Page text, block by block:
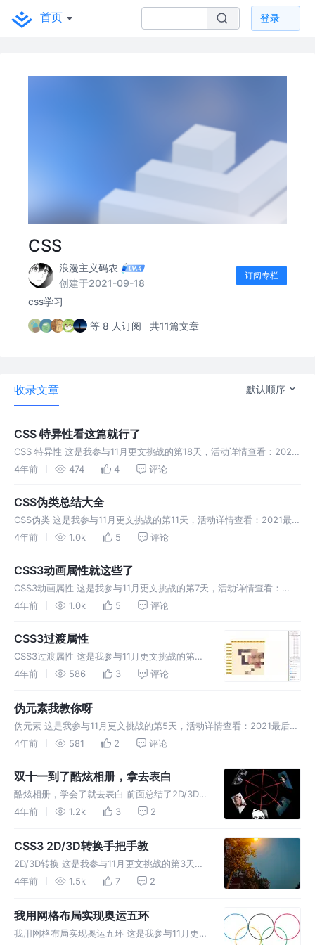
首页 登录
CSS
浪漫主义码农
创建于2021-09-18
订阅专栏
css学习
等 8 人订阅 共11篇文章
收录文章 默认顺序
CSS 特异性看这篇就行了
CSS 特异性 这是我参与11月更文挑战的第18天，活动详情查看：2021
最后一次更文挑战 背景：在我每次画界面的时候，总会出现样式冲突、
4年前 474 4 评论
CSS伪类总结大全
CSS伪类 这是我参与11月更文挑战的第11天，活动详情查看：2021最后
一次更文挑战 今天我们来学习下css的伪类。 伪类是用来添加一些选择
4年前 1.0k 5 评论
CSS3动画属性就这些了
CSS3动画属性 这是我参与11月更文挑战的第7天，活动详情查看：
2021最后一次更文挑战 简单来说：动画就是把一帧一帧的画面连接起
了动
4年前 1.0k 5 评论
CSS3过渡属性
CSS3过渡属性 这是我参与11月更文挑战的第6
天，活动详情查看：2021最后一次更文挑战 🙉
识点。本文我们就来了解一下过渡和简单使用。
过渡 transi
4年前 586 3 评论
伪元素我教你呀
伪元素 这是我参与11月更文挑战的第5天，活动详情查看：2021最后一
次更文挑战 你以为这个火箭是一张图片吗？它只是四个div，其余都是
4年前 581 2 评论
双十一到了酷炫相册，拿去表白
酷炫相册，学会了就去表白 前面总结了2D/3D
转换的是知识点，就想着来一点小练习。准备写
我们来分析一下。这张图的结构。我们要知道
x,y,z每条轴旋转的效果
4年前 1.2k 3 2
CSS3 2D/3D转换手把手教
2D/3D转换 这是我参与11月更文挑战的第3天，
活动详情查看：2021最后一次更文挑战 CSS 转
倾斜元素。 2D转换 主要通过transform
4年前 1.5k 7 2
我用网格布局实现奥运五环
我用网格布局实现奥运五环 这是我参与11月更